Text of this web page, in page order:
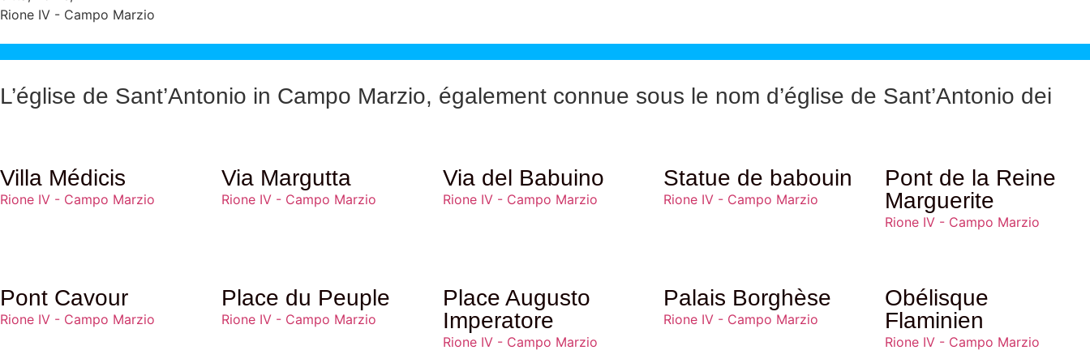
Rione IV - Campo Marzio
L’église de Sant’Antonio in Campo Marzio, également connue sous le nom d’église de Sant’Antonio dei
Son histoire, étroitement liée à la communauté portugaise, commence en 1445 lorsque le cardinal Antonio
Martínez de Chaves fonda un hospice pour les pèlerins portugais. Cet endroit d’accueil, voulu par la noble
dame Guiomar da Lisbonne, comprenait une petite chapelle dédiée à la Vierge de Bethléem. Cependant,
agrandissements et des transformations qui ont défini l’aspect actuel de l’église. En 1624, les travaux
d’expansion ont commencé sous la direction de Martino Longhi le Jeune. L’église a été achevée en 1638
Villa Médicis
Rione IV - Campo Marzio
Via Margutta
Rione IV - Campo Marzio
Via del Babuino
Rione IV - Campo Marzio
Statue de babouin
Rione IV - Campo Marzio
Pont de la Reine
Marguerite
Rione IV - Campo Marzio
Pont Cavour
Rione IV - Campo Marzio
Place du Peuple
Rione IV - Campo Marzio
Place Augusto
Imperatore
Rione IV - Campo Marzio
Palais Borghèse
Rione IV - Campo Marzio
Obélisque
Flaminien
Rione IV - Campo Marzio